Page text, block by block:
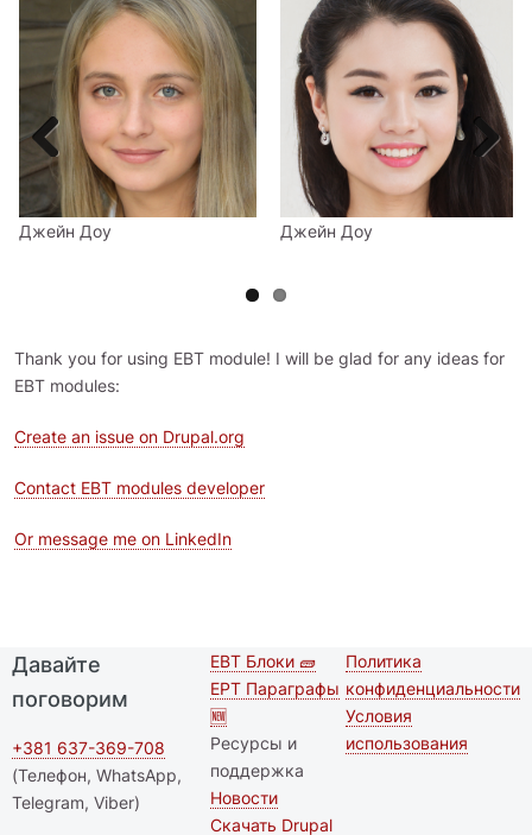
image
Джейн Доу
image
Джейн Доу
Previous
Thank you for using EBT module! I will be glad for any ideas for
EBT modules:
Create an issue on Drupal.org
Contact EBT modules developer
Or message me on LinkedIn
Давайте
поговорим
+381 637-369-708
(Телефон, WhatsApp,
Telegram, Viber)
Second
footer
menu
EBT Блоки 🧱
EPT Параграфы
🆕
Ресурсы и
поддержка
Новости
Скачать Drupal
Футер меню
Политика
конфиденциальности
Условия
использования